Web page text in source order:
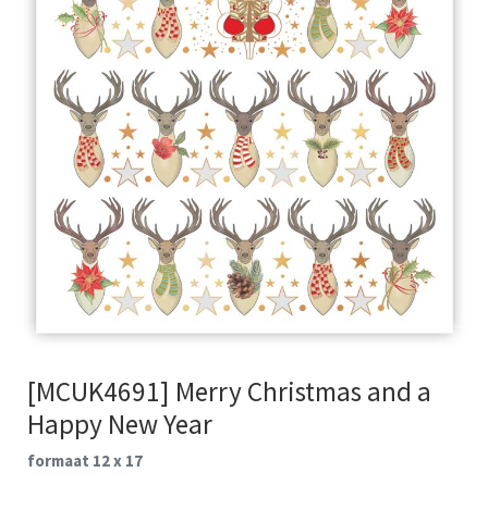
[MCUK4691] Merry Christmas and a
Happy New Year
formaat 12 x 17